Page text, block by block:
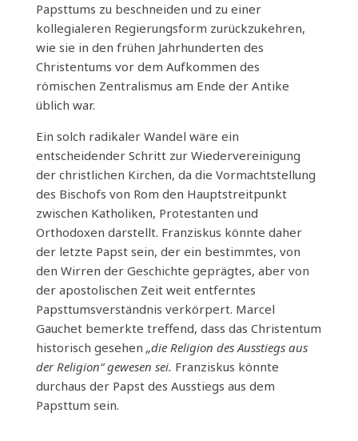
Papsttums zu beschneiden und zu einer
kollegialeren Regierungsform zurückzukehren,
wie sie in den frühen Jahrhunderten des
Christentums vor dem Aufkommen des
römischen Zentralismus am Ende der Antike
üblich war.
Ein solch radikaler Wandel wäre ein
entscheidender Schritt zur Wiedervereinigung
der christlichen Kirchen, da die Vormachtstellung
des Bischofs von Rom den Hauptstreitpunkt
zwischen Katholiken, Protestanten und
Orthodoxen darstellt. Franziskus könnte daher
der letzte Papst sein, der ein bestimmtes, von
den Wirren der Geschichte geprägtes, aber von
der apostolischen Zeit weit entferntes
Papsttumsverständnis verkörpert. Marcel
Gauchet bemerkte treffend, dass das Christentum
historisch gesehen „die Religion des Ausstiegs aus
der Religion“ gewesen sei. Franziskus könnte
durchaus der Papst des Ausstiegs aus dem
Papsttum sein.